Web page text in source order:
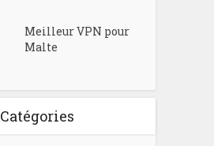
Meilleur VPN pour
Malte
Catégories